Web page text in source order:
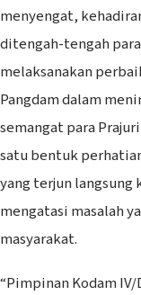
menyengat,
ditengah-tengah
melaksanakan
Pangdam dalam
semangat para
satu bentuk
yang terjun
mengatasi masalah
masyarakat.
“Pimpinan Kodam